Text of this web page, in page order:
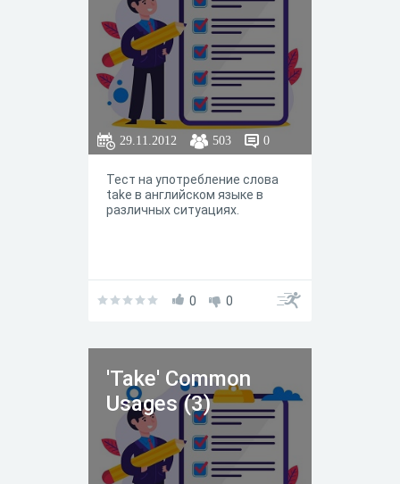
29.11.2012 503 0
Тест на употребление слова
take в английском языке в
различных ситуациях.
0 0
'Take' Common
Usages (3)